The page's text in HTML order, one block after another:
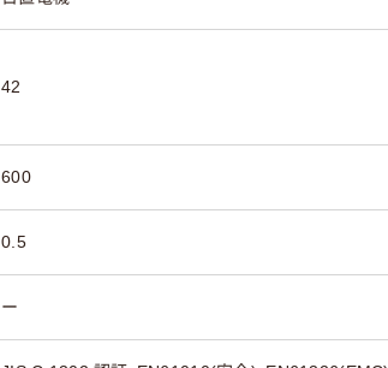
42
600
0.5
ー